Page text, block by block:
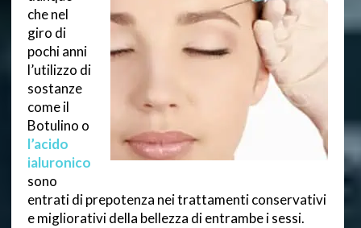
che nel
giro di
pochi anni
l’utilizzo di
sostanze
come il
Botulino o
l’acido
ialuronico
sono
entrati di prepotenza nei trattamenti conservativi
e migliorativi della bellezza di entrambe i sessi.